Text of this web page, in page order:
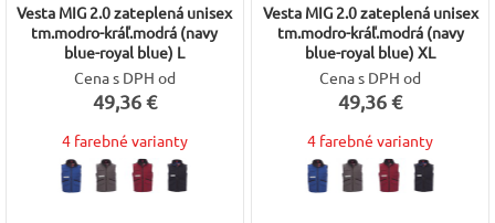
Vesta MIG 2.0 zateplená unisex
tm.modro-kráľ.modrá (navy
blue-royal blue) L
Cena s DPH od
49,36 €
4 farebné varianty
Vesta MIG 2.0 zateplená unisex
tm.modro-kráľ.modrá (navy
blue-royal blue) XL
Cena s DPH od
49,36 €
4 farebné varianty